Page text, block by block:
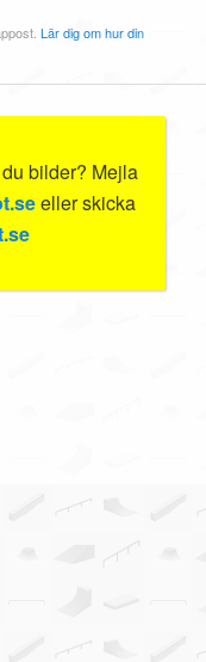
Lär dig om hur din
bilder? Mejla
eller skicka